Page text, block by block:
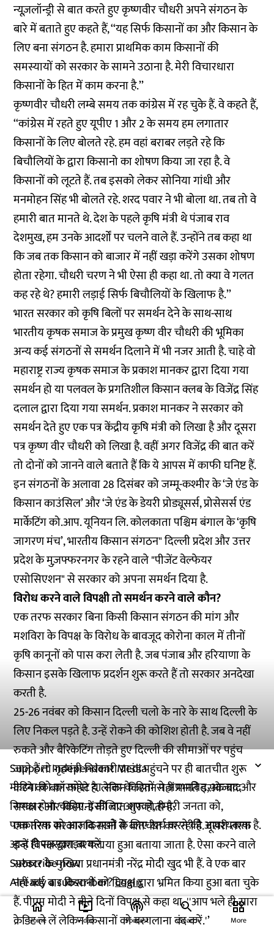
Support Independent Media
मीडिया को कॉरपोरेट या सत्ता के हितों से अप्रभावित, आजाद और
निष्पक्ष होना चाहिए. इसीलिए आपको, हमारी जनता को,
पत्रकारिता को आजाद रखने के लिए खर्च करने की आवश्यकता है.
आज ही सब्सक्राइब करें.
Subscribe now
Already a subscriber?Login
न्यूज़लॉन्ड्री से बात करते हुए कृष्णवीर चौधरी अपने संगठन के
बारे में बताते हुए कहते हैं, ‘‘यह सिर्फ किसानों का और किसान के
लिए बना संगठन है. हमारा प्राथमिक काम किसानों की
समस्यायों को सरकार के सामने उठाना है. मेरी विचारधारा
किसानों के हित में काम करना है.’’
कृष्णवीर चौधरी लम्बे समय तक कांग्रेस में रह चुके हैं. वे कहते हैं,
‘‘कांग्रेस में रहते हुए यूपीए 1 और 2 के समय हम लगातार
किसानों के लिए बोलते रहे. हम वहां बराबर लड़ते रहे कि
बिचौलियों के द्वारा किसानो का शोषण किया जा रहा है. वे
किसानों को लूटते हैं. तब इसको लेकर सोनिया गांधी और
मनमोहन सिंह भी बोलते रहे. शरद पवार ने भी बोला था. तब तो वे
हमारी बात मानते थे. देश के पहले कृषि मंत्री थे पंजाब राव
देशमुख, हम उनके आदर्शों पर चलने वाले हैं. उन्होंने तब कहा था
कि जब तक किसान को बाजार में नहीं खड़ा करेंगे उसका शोषण
होता रहेगा. चौधरी चरण ने भी ऐसा ही कहा था. तो क्या वे गलत
कह रहे थे? हमारी लड़ाई सिर्फ बिचौलियों के खिलाफ है.’’
भारत सरकार को कृषि बिलों पर समर्थन देने के साथ-साथ
भारतीय कृषक समाज के प्रमुख कृष्ण वीर चौधरी की भूमिका
अन्य कई संगठनों से समर्थन दिलाने में भी नजर आती है. चाहे वो
महाराष्ट्र राज्य कृषक समाज के प्रकाश मानकर द्वारा दिया गया
समर्थन हो या पलवल के प्रगतिशील किसान क्लब के विजेंद्र सिंह
दलाल द्वारा दिया गया समर्थन. प्रकाश मानकर ने सरकार को
समर्थन देते हुए एक पत्र केंद्रीय कृषि मंत्री को लिखा है और दूसरा
पत्र कृष्ण वीर चौधरी को लिखा है. वहीं अगर विजेंद्र की बात करें
तो दोनों को जानने वाले बताते हैं कि ये आपस में काफी घनिष्ट हैं.
इन संगठनों के अलावा 28 दिसंबर को जम्मू-कश्मीर के ‘जे एंड के
किसान काउंसिल’ और ‘जे एंड के डेयरी प्रोड्यूसर्स, प्रोसेसर्स एंड
मार्केटिंग को.आप. यूनियन लि. कोलकाता पश्चिम बंगाल के ‘कृषि
जागरण मंच’, भारतीय किसान संगठन" दिल्ली प्रदेश और उत्तर
प्रदेश के मुज़फ्फरनगर के रहने वाले "पीजेंट वेल्फेयर
एसोसिएशन" से सरकार को अपना समर्थन दिया है.
विरोध करने वाले विपक्षी तो समर्थन करने वाले कौन?
एक तरफ सरकार बिना किसी किसान संगठन की मांग और
मशविरा के विपक्ष के विरोध के बावजूद कोरोना काल में तीनों
कृषि कानूनों को पास करा लेती है. जब पंजाब और हरियाणा के
किसान इसके खिलाफ प्रदर्शन शुरू करते हैं तो सरकार अनदेखा
करती है.
25-26 नवंबर को किसान दिल्ली चलो के नारे के साथ दिल्ली के
लिए निकल पड़ते है. उन्हें रोकने की कोशिश होती है. जब वे नहीं
रुकते और बैरिकेटिंग तोड़ते हुए दिल्ली की सीमाओं पर पहुंच
जाते हैं तो गृहमंत्री निरंकारी ग्राउंड पहुंचने पर ही बातचीत शुरू
करने की बात कहते है. लेकिन किसान नहीं मानते इसके बाद
सरकार और किसानों की बात शुरू होती है.
एक तरफ सरकार किसानों से बातचीत कर रही है. दूसरी तरफ
इन्हें विपक्ष द्वारा बरगलाया हुआ बताया जाता है. ऐसा करने वाले
सरकार के मुखिया प्रधानमंत्री नरेंद्र मोदी खुद भी हैं. वे एक बार
नहीं कई बार किसानों को विपक्ष द्वारा भ्रमित किया हुआ बता चुके
हैं. पीएम मोदी ने बीते दिनों विपक्ष से कहा था, ''आप भले ही सारा
क्रेडिट ले लें लेकिन किसानों को बरगलाना बंद करें.'’
home
Home
ondemand_video
Video
podcasts
Podcast Search
widgets
More